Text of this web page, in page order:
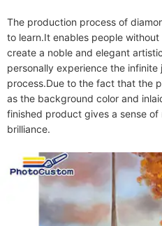
The production process of
to learn.It enables people
create a noble and elegant
personally experience the
process.Due to the fact that the
as the background color and
finished product gives a sense
brilliance.